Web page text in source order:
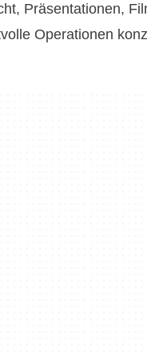
Präsentationen,
Operationen